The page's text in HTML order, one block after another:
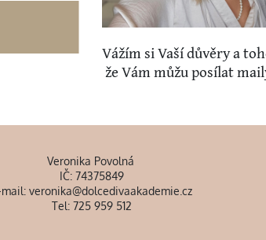
Vážím si Vaší důvěry a
že Vám můžu posílat
Veronika Povolná
IČ: 74375849
mail: veronika@dolcedivaakademie.cz
Tel: 725 959 512